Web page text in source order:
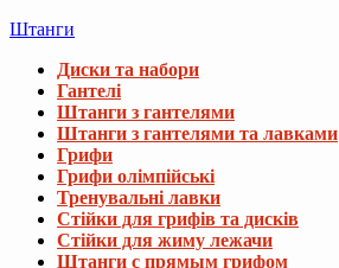
Штанги
Диски та набори
Гантелі
Штанги з гантелями
Штанги з гантелями та лавками
Грифи
Грифи олімпійські
Тренувальні лавки
Стійки для грифів та дисків
Стійки для жиму лежачи
Штанги с прямым грифом